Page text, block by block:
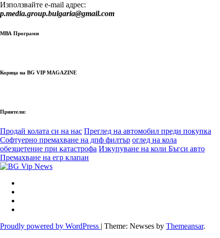
Използвайте e-mail адрес:
p.media.group.bulgaria@gmail.com
МВА Програми
Корица на BG VIP MAGAZINE
Приятели:
Продай колата си на нас Преглед на автомобил преди покупка
Софтуерно премахване на дпф филтър оглед на кола
обезщетение при катастрофа Изкупуване на коли Бъгси авто
Премахване на егр клапан
Proudly powered by WordPress | Theme: Newses by Themeansar.